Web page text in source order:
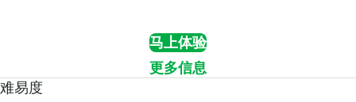
马上体验
更多信息
难易度